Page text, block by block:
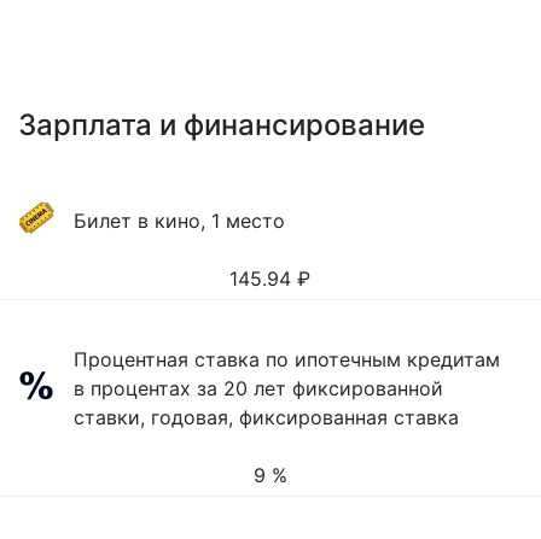
Зарплата и финансирование
Билет в кино, 1 место
145.94 ₽
Процентная ставка по ипотечным кредитам
в процентах за 20 лет фиксированной
ставки, годовая, фиксированная ставка
9 %